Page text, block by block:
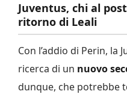
Juventus, chi al
ritorno di Leali
Con l’addio di Perin, la
ricerca di un nuovo
dunque, che potrebbe